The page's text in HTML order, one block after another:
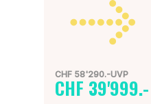
CHF 58'290.-UVP
CHF 39'999.-